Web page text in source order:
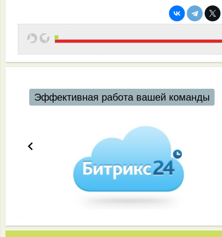
Эффективная работа вашей команды